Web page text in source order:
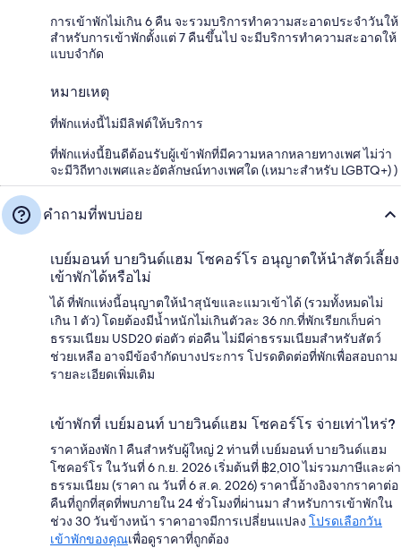
การเข้าพักไม่เกิน 6 คืน จะรวมบริการทำความสะอาดประจำวันให้
สำหรับการเข้าพักตั้งแต่ 7 คืนขึ้นไป จะมีบริการทำความสะอาดให้
แบบจำกัด
หมายเหตุ
ที่พักแห่งนี้ไม่มีลิฟต์ให้บริการ
ที่พักแห่งนี้ยินดีต้อนรับผู้เข้าพักที่มีความหลากหลายทางเพศ ไม่ว่า
จะมีวิถีทางเพศและอัตลักษณ์ทางเพศใด (เหมาะสำหรับ LGBTQ+) )
คำถามที่พบบ่อย
เบย์มอนท์ บายวินด์แฮม โซคอร์โร อนุญาตให้นำสัตว์เลี้ยง
เข้าพักได้หรือไม่
ได้ ที่พักแห่งนี้อนุญาตให้นำสุนัขและแมวเข้าได้ (รวมทั้งหมดไม่
เกิน 1 ตัว) โดยต้องมีน้ำหนักไม่เกินตัวละ 36 กก.ที่พักเรียกเก็บค่า
ธรรมเนียม USD20 ต่อตัว ต่อคืน ไม่มีค่าธรรมเนียมสำหรับสัตว์
ช่วยเหลือ อาจมีข้อจำกัดบางประการ โปรดติดต่อที่พักเพื่อสอบถาม
รายละเอียดเพิ่มเติม
เข้าพักที่ เบย์มอนท์ บายวินด์แฮม โซคอร์โร จ่ายเท่าไหร่?
ราคาห้องพัก 1 คืนสำหรับผู้ใหญ่ 2 ท่านที่ เบย์มอนท์ บายวินด์แฮม
โซคอร์โร ในวันที่ 6 ก.ย. 2026 เริ่มต้นที่ ฿2,010 ไม่รวมภาษีและค่า
ธรรมเนียม (ราคา ณ วันที่ 6 ส.ค. 2026) ราคานี้อ้างอิงจากราคาต่อ
คืนที่ถูกที่สุดที่พบภายใน 24 ชั่วโมงที่ผ่านมา สำหรับการเข้าพักใน
ช่วง 30 วันข้างหน้า ราคาอาจมีการเปลี่ยนแปลง โปรดเลือกวัน
เข้าพักของคุณเพื่อดูราคาที่ถูกต้อง